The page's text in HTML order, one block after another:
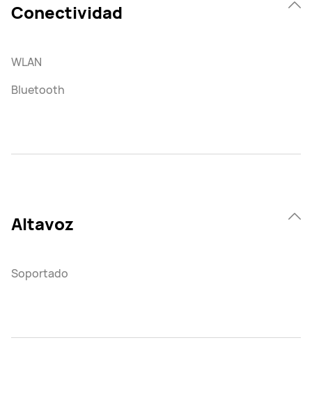
Conectividad
WLAN
Bluetooth
Altavoz
Soportado